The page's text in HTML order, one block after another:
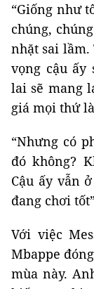
“Giống như
chúng,
nhặt sai lầm.
vọng cậu ấy
lai sẽ mang
giá mọi thứ
“Nhưng có
đó không?
Cậu ấy vẫn
đang chơi
Với việc
Mbappe
mùa này.